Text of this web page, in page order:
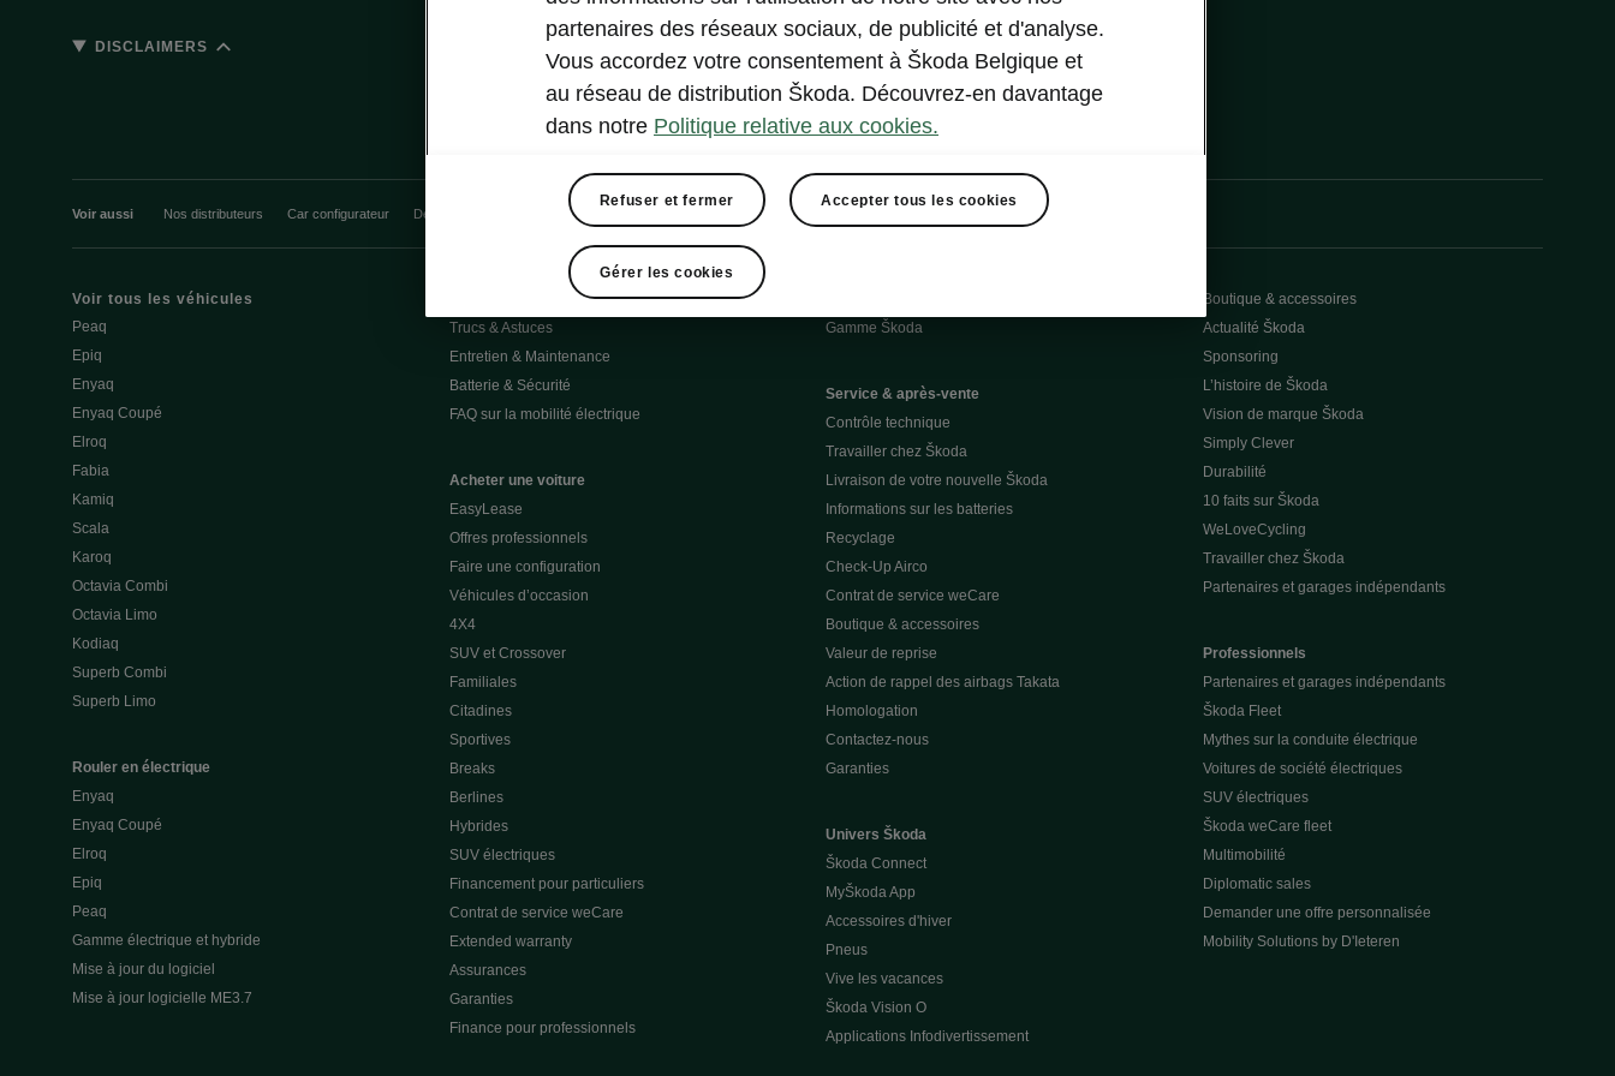
DISCLAIMERS
Voir aussi Nos distributeurs Car configurateur Découvrir nos offres Demander un essai
Voir tous les véhicules
Peaq
Epiq
Enyaq
Enyaq Coupé
Elroq
Fabia
Kamiq
Scala
Karoq
Octavia Combi
Octavia Limo
Kodiaq
Superb Combi
Superb Limo
Rouler en électrique
Enyaq
Enyaq Coupé
Elroq
Epiq
Peaq
Gamme électrique et hybride
Mise à jour du logiciel
Mise à jour logicielle ME3.7
Solutions recharge D'Ieteren Energy
Trucs & Astuces
Entretien & Maintenance
Batterie & Sécurité
FAQ sur la mobilité électrique
Acheter une voiture
EasyLease
Offres professionnels
Faire une configuration
Véhicules d’occasion
4X4
SUV et Crossover
Familiales
Citadines
Sportives
Breaks
Berlines
Hybrides
SUV électriques
Financement pour particuliers
Contrat de service weCare
Extended warranty
Assurances
Garanties
Finance pour professionnels
Gamme Škoda
Service & après-vente
Contrôle technique
Travailler chez Škoda
Livraison de votre nouvelle Škoda
Informations sur les batteries
Recyclage
Check-Up Airco
Contrat de service weCare
Boutique & accessoires
Valeur de reprise
Action de rappel des airbags Takata
Homologation
Contactez-nous
Garanties
Univers Škoda
Škoda Connect
MyŠkoda App
Accessoires d'hiver
Pneus
Vive les vacances
Škoda Vision O
Applications Infodivertissement
Boutique & accessoires
Actualité Škoda
Sponsoring
L’histoire de Škoda
Vision de marque Škoda
Simply Clever
Durabilité
10 faits sur Škoda
WeLoveCycling
Travailler chez Škoda
Partenaires et garages indépendants
Professionnels
Partenaires et garages indépendants
Škoda Fleet
Mythes sur la conduite électrique
Voitures de société électriques
SUV électriques
Škoda weCare fleet
Multimobilité
Diplomatic sales
Demander une offre personnalisée
Mobility Solutions by D'Ieteren
partenaires des réseaux sociaux, de publicité et d'analyse.
Vous accordez votre consentement à Škoda Belgique et
au réseau de distribution Škoda. Découvrez-en davantage
dans notre Politique relative aux cookies.
Refuser et fermer Accepter tous les cookies
Gérer les cookies